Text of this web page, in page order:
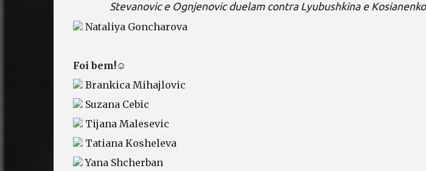
Stevanovic e Ognjenovic duelam contra Lyubushkina e Kosianenko
Nataliya Goncharova
Foi bem!☺
Brankica Mihajlovic
Suzana Cebic
Tijana Malesevic
Tatiana Kosheleva
Yana Shcherban